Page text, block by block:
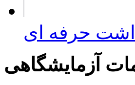
حرفه ای
آزمایشگاهی